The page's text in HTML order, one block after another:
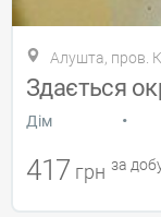
Алушта, пров.
Здається
Дiм •
417 грн за